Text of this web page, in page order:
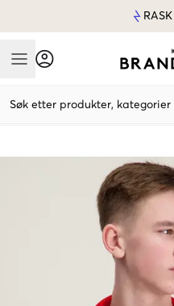
Mobile Menu
Søk etter produkter,